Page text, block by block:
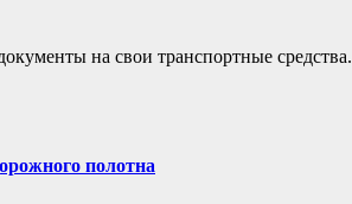
на свои транспортные средства.
полотна